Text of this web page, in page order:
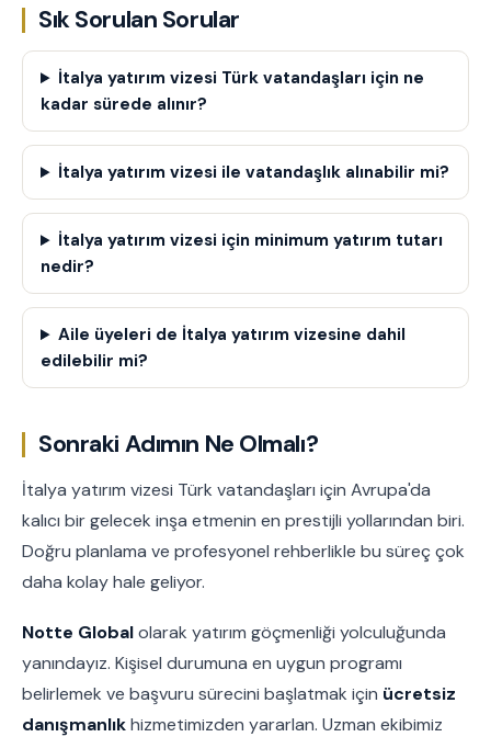
Sık Sorulan Sorular
İtalya yatırım vizesi Türk vatandaşları için ne
kadar sürede alınır?
İtalya yatırım vizesi ile vatandaşlık alınabilir mi?
İtalya yatırım vizesi için minimum yatırım tutarı
nedir?
Aile üyeleri de İtalya yatırım vizesine dahil
edilebilir mi?
Sonraki Adımın Ne Olmalı?
İtalya yatırım vizesi Türk vatandaşları için Avrupa'da
kalıcı bir gelecek inşa etmenin en prestijli yollarından biri.
Doğru planlama ve profesyonel rehberlikle bu süreç çok
daha kolay hale geliyor.
Notte Globalolarak yatırım göçmenliği yolculuğunda
yanındayız. Kişisel durumuna en uygun programı
belirlemek ve başvuru sürecini başlatmak için ücretsiz
danışmanlıkhizmetimizden yararlan. Uzman ekibimiz